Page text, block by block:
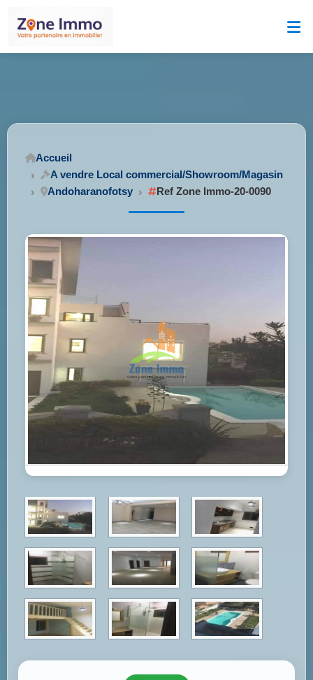
Accueil
A vendre Local commercial/Showroom/Magasin
Andoharanofotsy
Ref Zone Immo-20-0090